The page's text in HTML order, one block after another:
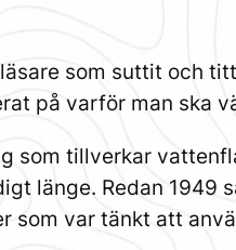
som suttit och
på varför man
som tillverkar
länge. Redan
som var tänkt att